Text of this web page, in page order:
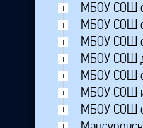
+ МБОУ СОШ
+ МБОУ СОШ
+ МБОУ СОШ
+ МБОУ СОШ
+ МБОУ СОШ
+ МБОУ СОШ
+ МБОУ СОШ